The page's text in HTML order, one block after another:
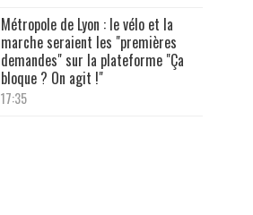
Métropole de Lyon : le vélo et la
marche seraient les "premières
demandes" sur la plateforme "Ça
bloque ? On agit !"
17:35